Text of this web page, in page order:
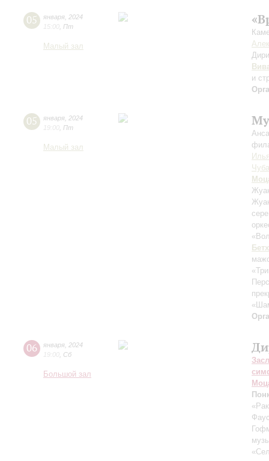
05 января 2024
15:00 Пт
Малый зал
и
05 января 2024
19:00 Пт
Малый зал
06 января 2024
19:00 Сб
Большой зал